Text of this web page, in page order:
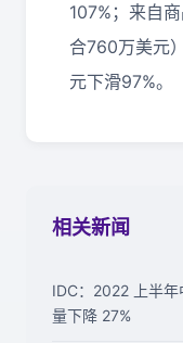
107%；来自
合760万美元
元下滑97%。
相关新闻
IDC：2022 上半
量下降 27%